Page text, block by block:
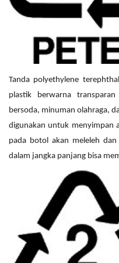
Tanda polyethylene
plastik berwarna
bersoda, minuman olahraga,
digunakan untuk menyimpan
pada botol akan meleleh
dalam jangka panjang bisa